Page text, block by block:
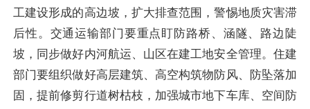
工建设形成的高边坡，扩大排查范围，警惕地质灾害滞
后性。交通运输部门要重点盯防路桥、涵隧、路边陡
坡，同步做好内河航运、山区在建工地安全管理。住建
部门要组织做好高层建筑、高空构筑物防风、防坠落加
固，提前修剪行道树枯枝，加强城市地下车库、空间防